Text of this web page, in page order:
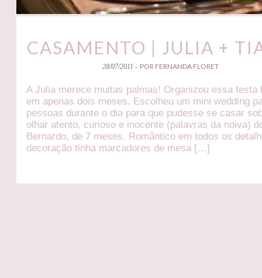
CASAMENTO | JULIA +
28/07/2011 - POR FERNANDA FLORET
A Julia merece muitas palmas! Organizou essa festa
em apenas dois meses. Escolheu um mini wedding
pessoas durante o dia para que pudesse se casar
olhar atento, curioso e inocente (palavras da noiva)
Bernardo, de 7 meses. Romântico em todos os
decoração tinha marcadores de mesa […]